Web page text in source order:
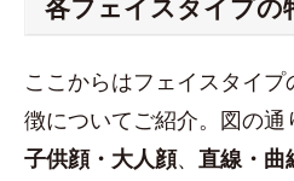
各フェイスタイプの
ここからはフェイスタイ
徴についてご紹介。図の
子供顔・大人顔、 直線・曲